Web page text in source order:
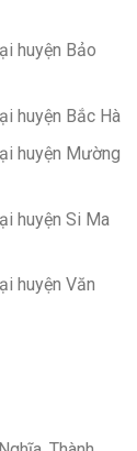
huyện Bảo
huyện Bắc Hà
huyện Mường
huyện Si Ma
huyện Văn